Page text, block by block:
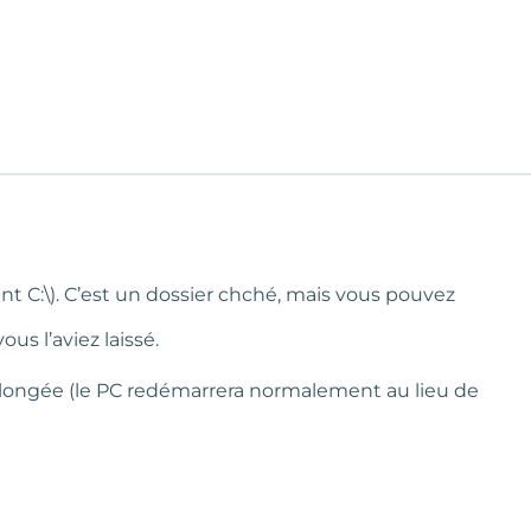
C’est un dossier chché, mais vous pouvez
l’aviez laissé.
(le PC redémarrera normalement au lieu de